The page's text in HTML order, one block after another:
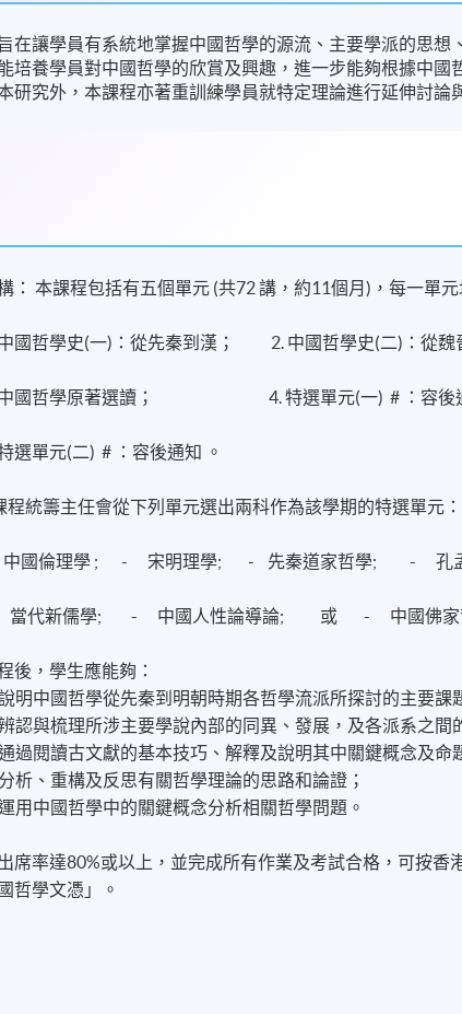
在讓學員有系統地掌握中國哲學的源流、主要學派的思想
培養學員對中國哲學的欣賞及興趣，進一步能夠根據中國
研究外，本課程亦著重訓練學員就特定理論進行延伸討論
： 本課程包括有五個單元 (共72 講，約11個月)，每一單
哲學史(一)：從先秦到漢； 2. 中國哲學史(二)：從魏
哲學原著選讀； 4. 特選單元(一) # ：容後通
單元(二) # ：容後通知 。
統籌主任會從下列單元選出兩科作為該學期的特選單元：
倫理學 ; - 宋明理學; - 先秦道家哲學; - 孔孟
新儒學; - 中國人性論導論; 或 - 中國佛家
後，學生應能夠：
中國哲學從先秦到明朝時期各哲學流派所探討的主要課
與梳理所涉主要學說內部的同異、發展，及各派系之間
閱讀古文獻的基本技巧、解釋及說明其中關鍵概念及命
、重構及反思有關哲學理論的思路和論證；
中國哲學中的關鍵概念分析相關哲學問題。
席率達80%或以上，並完成所有作業及考試合格，可按香
哲學文憑」。